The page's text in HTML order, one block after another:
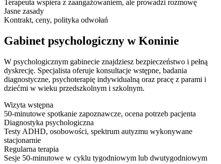
Terapeuta wspiera z zaangażowaniem, ale prowadzi rozmowę
Jasne zasady
Kontrakt, ceny, polityka odwołań
Gabinet psychologiczny w Koninie
W psychologicznym gabinecie znajdziesz bezpieczeństwo i pełną
dyskrecję. Specjalista oferuje konsultacje wstępne, badania
diagnostyczne, psychoterapię indywidualną oraz pracę z parami i
dziećmi w wieku przedszkolnym i szkolnym.
Wizyta wstępna
50-minutowe spotkanie zapoznawcze, ocena potrzeb pacjenta
Diagnostyka psychologiczna
Testy ADHD, osobowości, spektrum autyzmu wykonywane
stacjonarnie
Regularna terapia
Sesje 50-minutowe w cyklu tygodniowym lub dwutygodniowym